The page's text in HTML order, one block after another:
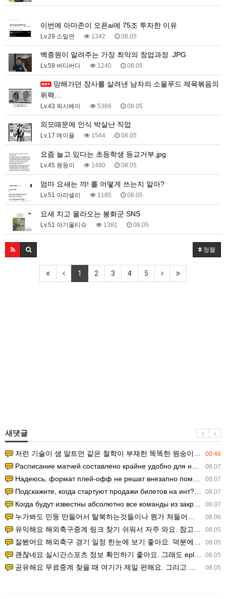
이번에 아마존이 오픈ai에 75조 투자한 이유
Lv.29 소밀면 1342 08.05
백종원이 알려주는 가장 최악의 창업과정 .JPG
Lv.59 버디버디 1240 08.05
위력…
Lv.43 픽시베이 5366 08.05
외모때문에 인식 박살난 직업
Lv.17 메이플 1544 08.05
요즘 늘고 있다는 초등학생 등교거부.jpg
Lv.45 몽둥이 1480 08.05
엄마 요새는 꺄! 를 어떻게 쓰는지 알아?
Lv.51 아라셀리 1185 08.05
요새 치고 올라오는 봉화군 SNS
Lv.51 아기물티슈 1381 08.05
정렬
1 2 3 4 5
새댓글
00:46
저런 기술이 샘 알트먼 같은 철학이 부재한 똑똑한 원숭이에게 있다는게 문제.
08.07
Расписание матчей составлено крайне удобно для нашего часово…
08.07
Надеюсь, формат плей-офф не решат внезапно поменять. https:/…
08.07
Подскажите, когда стартуют продажи билетов на инт? https://g…
08.07
Когда будут известны абсолютно все команды из закрытых квали…
08.06
누가봐도 민둥 만들어서 탈북하는것들이나 뭔가 쳐들어오는 낌새를 미리 알아차리기 위함이지 저걸 전쟁준비라고 하…
08.05
유익해요 해외축구중계 링크 찾기 쉬워서 자주 와요. 참고로 무료스포츠중계 정보 확인할 때 출처 꼭 체크해요.…
08.05
잘봤어요 해외축구 경기 일정 한눈에 보기 좋아요. 덕분에 epl중계 볼 때 공식 중계 채널 먼저 찾아봐요. …
08.05
괜찮네요 실시간스포츠 정보 확인하기 좋아요. 그래도 epl중계 볼 때 공식 중계 채널 먼저 찾아봐요. 북마크…
08.05
공유해요 무료중계 찾을 때 여기가 제일 편해요. 그리고 무료스포츠중계 정보 확인할 때 출처 꼭 체크해요. 앞…